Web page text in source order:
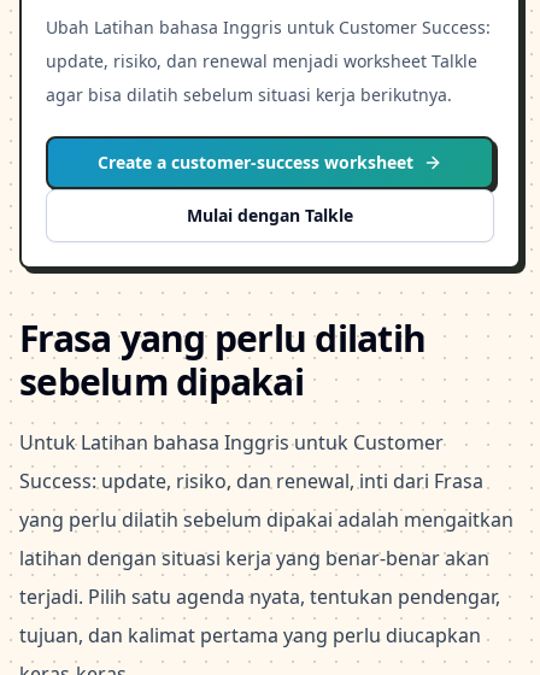
Ubah Latihan bahasa Inggris untuk Customer Success:
update, risiko, dan renewal menjadi worksheet Talkle
agar bisa dilatih sebelum situasi kerja berikutnya.
Create a customer-success worksheet
Mulai dengan Talkle
Frasa yang perlu dilatih
sebelum dipakai
Untuk Latihan bahasa Inggris untuk Customer
Success: update, risiko, dan renewal, inti dari Frasa
yang perlu dilatih sebelum dipakai adalah mengaitkan
latihan dengan situasi kerja yang benar-benar akan
terjadi. Pilih satu agenda nyata, tentukan pendengar,
tujuan, dan kalimat pertama yang perlu diucapkan